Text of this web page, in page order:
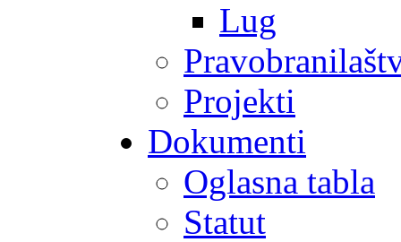
Lug
Projekti
Dokumenti
Oglasna tabla
Statut